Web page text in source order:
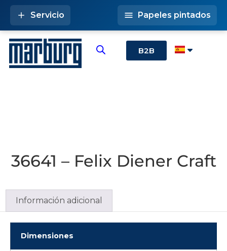
B2B
Servicio Papeles pintados
36641 – Felix Diener Craft
Información adicional
Dimensiones